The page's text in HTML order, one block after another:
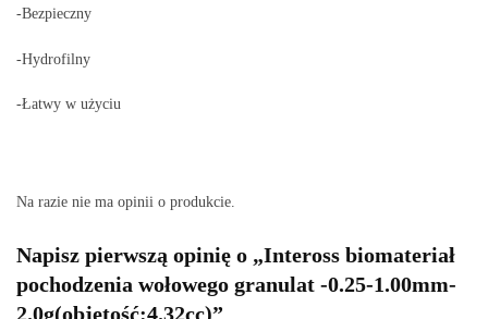
-Bezpieczny
-Hydrofilny
-Łatwy w użyciu
Na razie nie ma opinii o produkcie.
Napisz pierwszą opinię o „Inteross biomateriał
pochodzenia wołowego granulat -0.25-1.00mm-
2.0g(objętość:4.32cc)”